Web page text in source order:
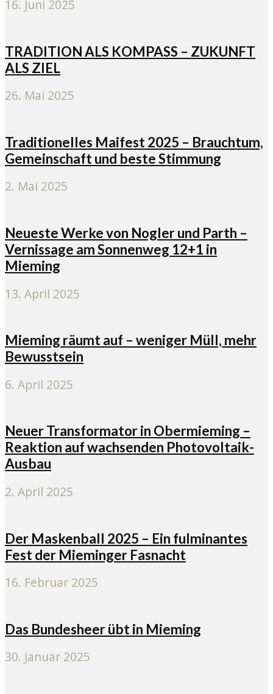
16. Juni 2025
TRADITION ALS KOMPASS – ZUKUNFT
ALS ZIEL
26. Mai 2025
Traditionelles Maifest 2025 – Brauchtum,
Gemeinschaft und beste Stimmung
2. Mai 2025
Neueste Werke von Nogler und Parth –
Vernissage am Sonnenweg 12+1 in
Mieming
13. April 2025
Mieming räumt auf – weniger Müll, mehr
Bewusstsein
6. April 2025
Neuer Transformator in Obermieming –
Reaktion auf wachsenden Photovoltaik-
Ausbau
2. April 2025
Der Maskenball 2025 – Ein fulminantes
Fest der Mieminger Fasnacht
16. Februar 2025
Das Bundesheer übt in Mieming
30. Januar 2025